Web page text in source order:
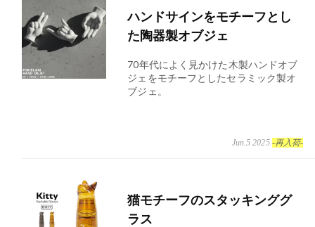
ハンドサインをモチーフとし
た陶器製オブジェ
70年代によく見かけた木製ハンドオブ
ジェをモチーフとしたセラミック製オ
ブジェ。
Jun.5 2025 -再入荷-
猫モチーフのスタッキンググ
ラス